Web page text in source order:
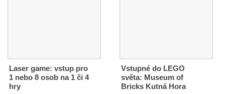
Laser game: vstup pro
1 nebo 8 osob na 1 či 4
hry
Vstupné do LEGO
světa: Museum of
Bricks Kutná Hora